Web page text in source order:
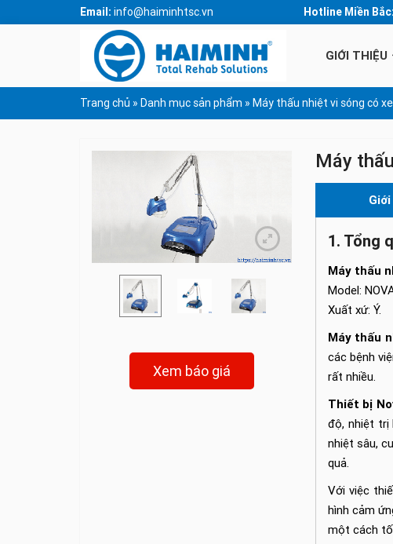
Email: info@haiminhtsc.vn Hotline Miền Bắc:
GIỚI THIỆU
Trang chủ » Danh mục sản phẩm » Máy thấu nhiệt vi sóng có
Xem báo giá
Máy
1. Tổng
Máy thấu
Model:
Xuất xứ: Ý.
Máy thấu
các bệnh
rất nhiều.
Thiết bị
độ, nhiệt trị
nhiệt sâu,
quả.
Với việc
hình cảm
một cách